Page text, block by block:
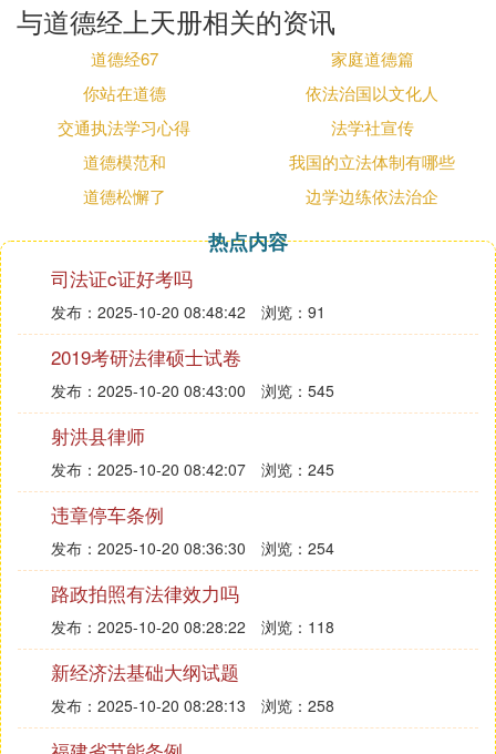
为佛教是夷狄之教传入中夏，此说影响极大。为此，
僧绍作《正二教论》、谢镇作《与顾道道士析夷夏
论》、朱昭作《难顾道士夷夏论》、慧通作《驳顾道
士夷夏论》等，展开了所谓“夷夏之争”。影响所及，
上至朝臣奏疏，下至世俗论著，皆时有论争。北魏孝
明帝时，昙无最还曾与道士姜斌在殿庭中辩论《老子
化胡经》真伪，最后姜斌被崇信佛法的孝明帝发配马
隋唐时，化胡之争仍在进行。隋开皇三年（583），
沙门彦琮撰《辩教论》1卷，共25条，斥老子化胡
说，唐显庆五年（660），沙门静泰、道士李荣等奉
诏集洛宫，辩论《老子化胡经》真伪。武则天天册万
岁二年（696），福光寺沙门慧澄，请依前朝毁《老
子化胡经》，敕秋官侍郎刘如睿等八学士议决，但皆
言汉、隋诸书有化胡之说，不当除削。禁毁未成。唐
神龙元年（705），诏僧道集内殿定《老子化胡经》
真伪，沙门明法抗争，九月，下诏禁毁，违者科罪。
洛京大恒观主恒道彦等上表争辩，敕曰：“道、德二
篇，空、有二谛，莫不敷畅玄门，阐扬妙理，何假化
胡之为，方盛老君之宗？”不许所请。但其后仍有流
传。
元代佛道争论迭起，化胡之说成为争论重点。宪宗、
世祖二朝，僧道多次辩论《老子化胡经》真伪，世祖
至元十八年（1281），诏令除《道德经》外，蓁道书
尽行烧毁，《老子化胡经》首在焚毁之列。佛道老子
化胡之争告一段落。
与道德经上天册相关的资讯
道德经67
家庭道德篇
你站在道德
依法治国以文化人
交通执法学习心得
法学社宣传
道德模范和
我国的立法体制有哪些
道德松懈了
边学边练依法治企
热点内容
司法证c证好考吗
发布：2025-10-20 08:48:42 浏览：91
2019考研法律硕士试卷
发布：2025-10-20 08:43:00 浏览：545
射洪县律师
发布：2025-10-20 08:42:07 浏览：245
违章停车条例
发布：2025-10-20 08:36:30 浏览：254
路政拍照有法律效力吗
发布：2025-10-20 08:28:22 浏览：118
新经济法基础大纲试题
发布：2025-10-20 08:28:13 浏览：258